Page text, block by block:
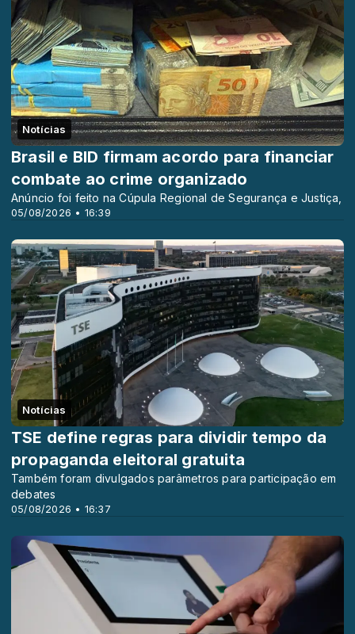
Notícias
05/08/2026 • 16:39
Brasil e BID firmam acordo para financiar
combate ao crime organizado
Anúncio foi feito na Cúpula Regional de Segurança e Justiça,
Notícias
05/08/2026 • 16:37
TSE define regras para dividir tempo da
propaganda eleitoral gratuita
Também foram divulgados parâmetros para participação em
debates